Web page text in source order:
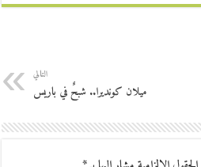
التالي
ميلان كونديرا.. شبحٌ في باريس